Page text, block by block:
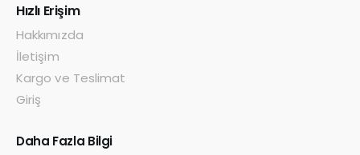
Hızlı Erişim
Hakkımızda
İletişim
Kargo ve Teslimat
Giriş
Daha Fazla Bilgi